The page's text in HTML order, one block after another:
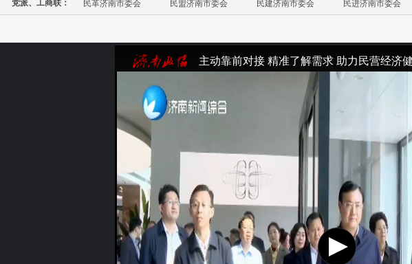
民革济南市委会 民盟济南市委会 民建济南市委会 民进济南市委会
主动靠前对接 精准了解需求 助力民营经济